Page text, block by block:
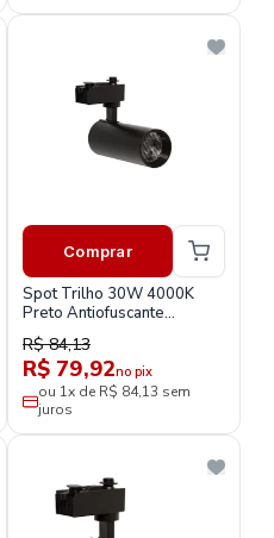
Comprar
Spot Trilho 30W 4000K
Preto Antiofuscante
Stp303542
R$ 84,13
R$ 79,92no pix
ou 1x de R$ 84,13 sem
juros